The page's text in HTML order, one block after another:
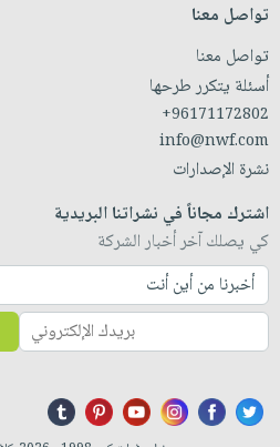
تواصل معنا
تواصل معنا
أسئلة يتكرر طرحها
+96171172802
info@nwf.com
نشرة الإصدارات
اشترك مجاناً في نشراتنا البريدية
كي يصلك آخر أخبار الشركة